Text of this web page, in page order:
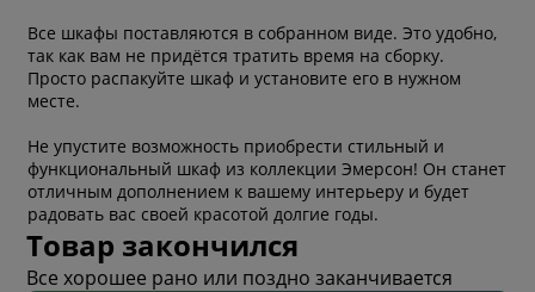
Все шкафы поставляются в собранном виде. Это удобно,
так как вам не придётся тратить время на сборку.
Просто распакуйте шкаф и установите его в нужном
месте.
Не упустите возможность приобрести стильный и
функциональный шкаф из коллекции Эмерсон! Он станет
отличным дополнением к вашему интерьеру и будет
радовать вас своей красотой долгие годы.
Товар закончился
Все хорошее рано или поздно заканчивается